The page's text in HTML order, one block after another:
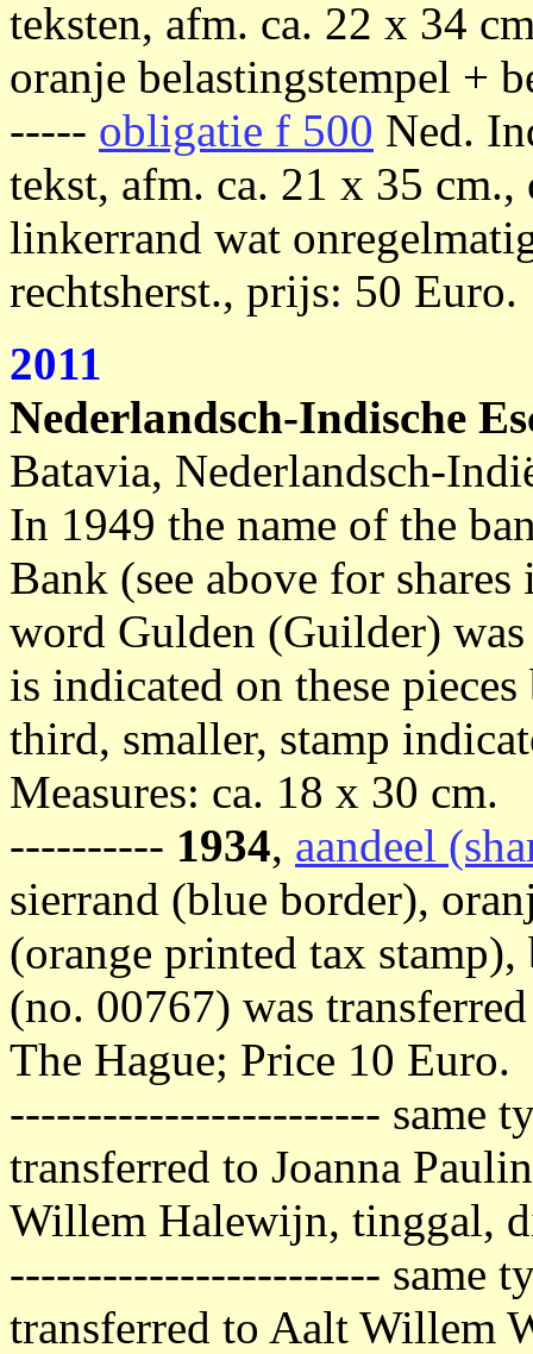
teksten, afm. ca. 22 x 34
oranje belastingstempel +
----- obligatie f 500 Ned.
tekst, afm. ca. 21 x 35
linkerrand wat
rechtsherst., prijs: 50 Euro.
2011
Nederlandsch-Indische
Batavia, Nederlandsch-
In 1949 the name of the
Bank (see above for
word Gulden (Guilder)
is indicated on these
third, smaller, stamp
Measures: ca. 18 x 30 cm.
---------- 1934, aandeel
sierrand (blue border),
(orange printed tax
(no. 00767) was
The Hague; Price 10 Euro.
------------------------ same
transferred to Joanna
Willem Halewijn, tinggal,
------------------------ same
transferred to Aalt Willem